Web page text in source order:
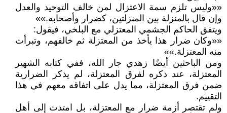
««وليس تلزم سمة الاعتزال لمن خالف التوحيد والعدل
وإن قال بالمنزلة بين المنزلتين، كضرار وأصحابه.»»
ويتفق الحاكم الجشمي المعتزلي مع البلخي، فيقول:
««وكان ضرار هذا يأخذ من المعتزلة ثم خالفهم، وتبرأت
منه المعتزلة.»»
ومن الباحثين أيضًا زهدي جار الله، ففي كتابه الشهير
المعتزلة، عند ذكره لفرق المعتزلة، لم يذكر الضرارية
ضمن فرق المعتزلة، مما يدل على اتفاقه معهم في هذا
التقييم.
ولم تقتصر أزمة ضرار مع المعتزلة، بل امتدت إلى أهل